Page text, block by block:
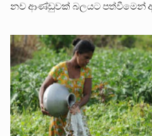
නව ආණ්ඩුවක් බලයට පත්වීමෙන්